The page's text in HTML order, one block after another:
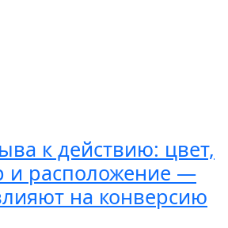
к действию: цвет,
и расположение —
на конверсию